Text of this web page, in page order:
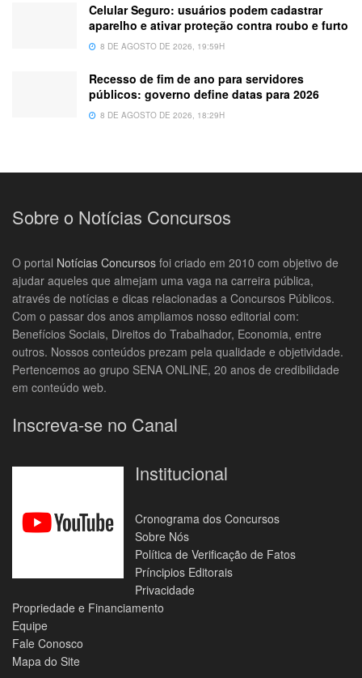
Celular Seguro: usuários podem cadastrar
aparelho e ativar proteção contra roubo e furto
8 DE AGOSTO DE 2026, 19:59H
Recesso de fim de ano para servidores
públicos: governo define datas para 2026
8 DE AGOSTO DE 2026, 18:29H
Sobre o Notícias Concursos
O portal Notícias Concursos foi criado em 2010 com objetivo de
ajudar aqueles que almejam uma vaga na carreira pública,
através de notícias e dicas relacionadas a Concursos Públicos.
Com o passar dos anos ampliamos nosso editorial com:
Benefícios Sociais, Direitos do Trabalhador, Economia, entre
outros. Nossos conteúdos prezam pela qualidade e objetividade.
Pertencemos ao grupo SENA ONLINE, 20 anos de credibilidade
em conteúdo web.
Inscreva-se no Canal
Institucional
Cronograma dos Concursos
Sobre Nós
Política de Verificação de Fatos
Príncipios Editorais
Privacidade
Propriedade e Financiamento
Equipe
Fale Conosco
Mapa do Site